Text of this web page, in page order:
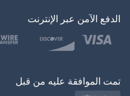
بولسكي
الدفع الآمن عبر الإنترنت
تمت الموافقة عليه من قبل